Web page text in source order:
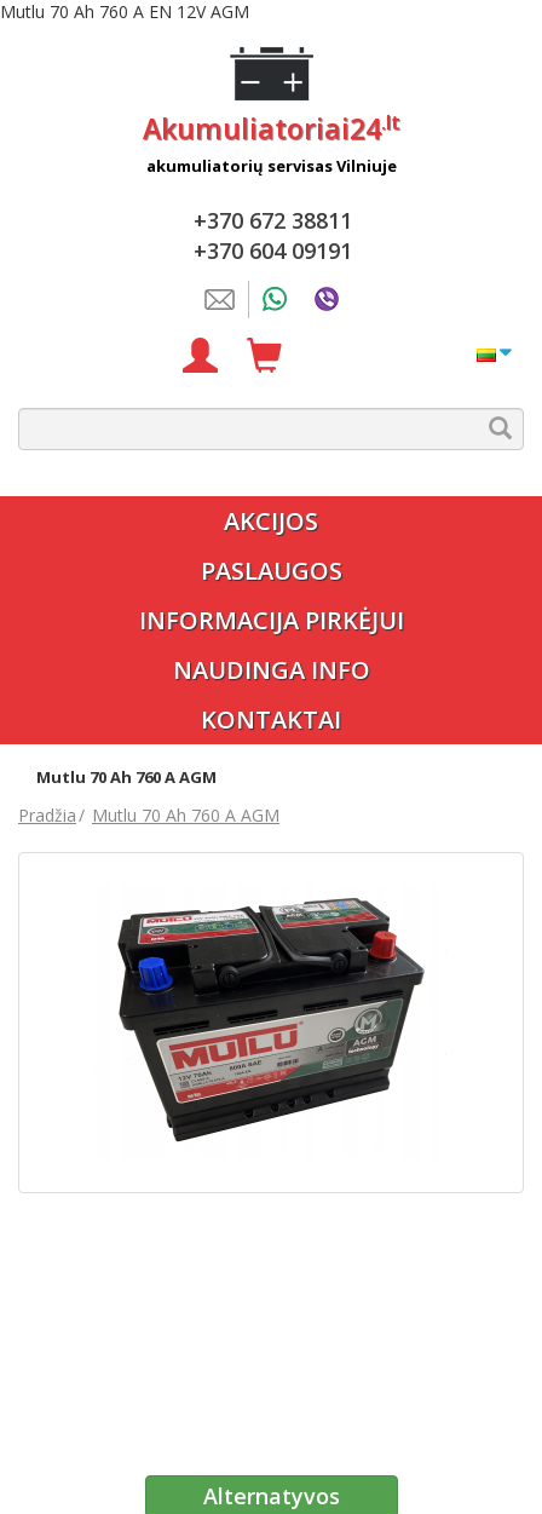
Mutlu 70 Ah 760 A EN 12V AGM
Akumuliatoriai24.lt
akumuliatorių servisas Vilniuje
+370 672 38811
+370 604 09191
AKCIJOS
PASLAUGOS
INFORMACIJA PIRKĖJUI
NAUDINGA INFO
KONTAKTAI
Mutlu 70 Ah 760 A AGM
Pradžia Mutlu 70 Ah 760 A AGM
Alternatyvos